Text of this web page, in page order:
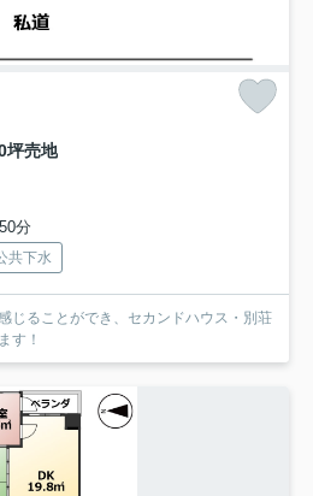
坪売地
分
共下水
じることができ、セカンドハウス・別荘
す！